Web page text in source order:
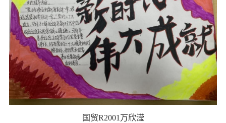
国贸R2001万欣滢